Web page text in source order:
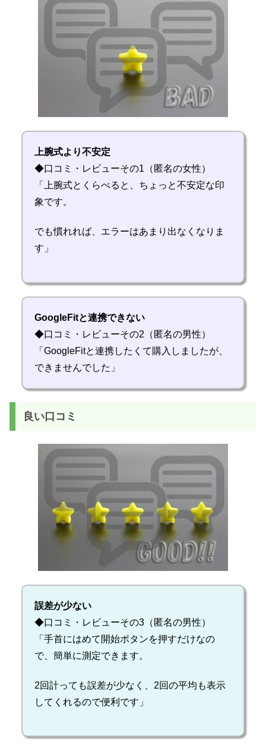
上腕式より不安定
◆口コミ・レビューその1（匿名の女性）
「上腕式とくらべると、ちょっと不安定な印
象です。
でも慣れれば、エラーはあまり出なくなりま
す」
GoogleFitと連携できない
◆口コミ・レビューその2（匿名の男性）
「GoogleFitと連携したくて購入しましたが、
できませんでした」
良い口コミ
誤差が少ない
◆口コミ・レビューその3（匿名の男性）
「手首にはめて開始ボタンを押すだけなの
で、簡単に測定できます。
2回計っても誤差が少なく、2回の平均も表示
してくれるので便利です」